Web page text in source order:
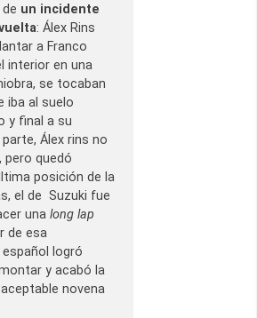
un incidente
: Álex Rins
a Franco
interior en una
se tocaban
iba al suelo
y final a su
Álex rins no
pero quedó
posición de la
el de Suzuki fue
una long lap
de esa
logró
y acabó la
novena